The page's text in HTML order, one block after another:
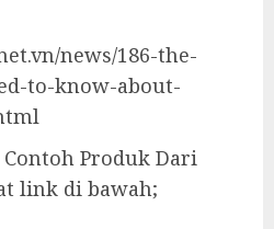
news/186-the-
to-know-about-
Produk Dari
link di bawah;